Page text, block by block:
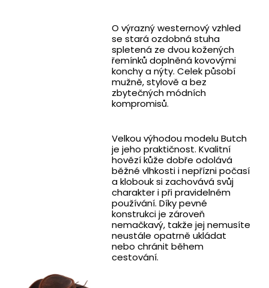
O výrazný westernový vzhled
se stará ozdobná stuha
spletená ze dvou kožených
řemínků doplněná kovovými
konchy a nýty. Celek působí
mužně, stylově a bez
zbytečných módních
kompromisů.
Velkou výhodou modelu Butch
je jeho praktičnost. Kvalitní
hovězí kůže dobře odolává
běžné vlhkosti i nepřízni počasí
a klobouk si zachovává svůj
charakter i při pravidelném
používání. Díky pevné
konstrukci je zároveň
nemačkavý, takže jej nemusíte
neustále opatrně ukládat
nebo chránit během
cestování.